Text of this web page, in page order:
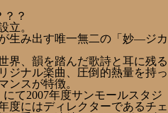
？？
立。
生み出す唯一無二の「妙―ジカ
界、韻を踏んだ歌詩と耳に残る
ジナル楽曲、圧倒的熱量を持っ
ンスが特徴。
て2007年度サンモールスタジ
度にはディレクターであるチェ